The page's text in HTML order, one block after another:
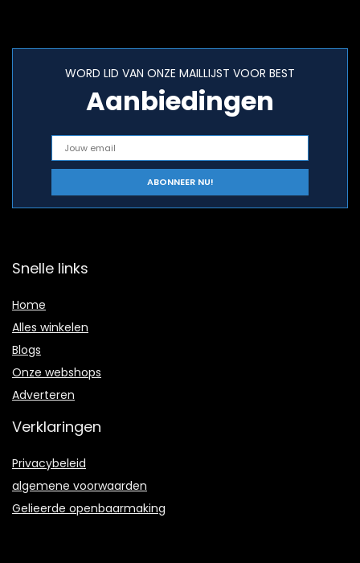
WORD LID VAN ONZE MAILLIJST VOOR BEST
Aanbiedingen
Snelle links
Home
Alles winkelen
Blogs
Onze webshops
Adverteren
Verklaringen
Privacybeleid
algemene voorwaarden
Gelieerde openbaarmaking